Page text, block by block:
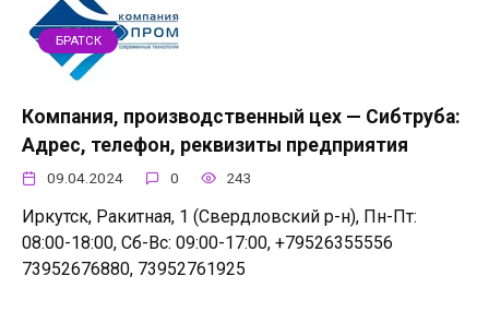
БРАТСК
Компания, производственный цех — Сибтруба:
Адрес, телефон, реквизиты предприятия
09.04.2024 0 243
Иркутск, Ракитная, 1 (Свердловский р-н), Пн-Пт:
08:00-18:00, Сб-Вс: 09:00-17:00, +79526355556
73952676880, 73952761925